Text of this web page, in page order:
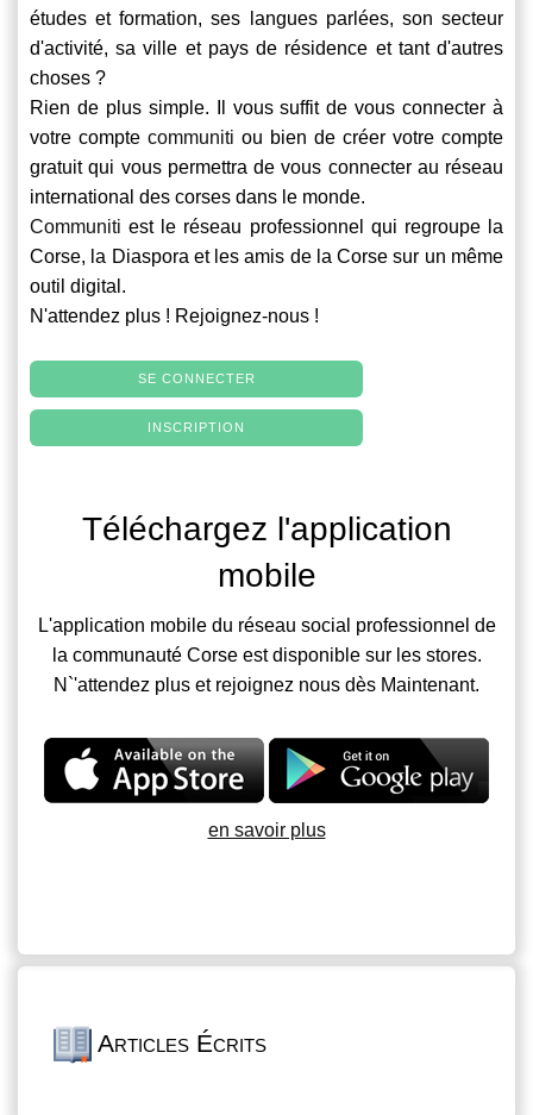
études et formation, ses langues parlées, son secteur
d'activité, sa ville et pays de résidence et tant d'autres
choses ?
Rien de plus simple. Il vous suffit de vous connecter à
votre compte communiti ou bien de créer votre compte
gratuit qui vous permettra de vous connecter au réseau
international des corses dans le monde.
Communiti est le réseau professionnel qui regroupe la
Corse, la Diaspora et les amis de la Corse sur un même
outil digital.
N'attendez plus ! Rejoignez-nous !
SE CONNECTER
INSCRIPTION
Téléchargez l'application
mobile
L'application mobile du réseau social professionnel de
la communauté Corse est disponible sur les stores.
N`'attendez plus et rejoignez nous dès Maintenant.
en savoir plus
Articles Écrits